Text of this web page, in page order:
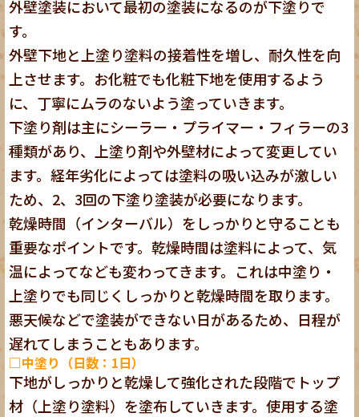
外壁塗装において最初の塗装になるのが下塗りで
す。
外壁下地と上塗り塗料の接着性を増し、耐久性を向
上させます。お化粧でも化粧下地を使用するよう
に、丁寧にムラのないよう塗っていきます。
下塗り剤は主にシーラー・プライマー・フィラーの3
種類があり、上塗り剤や外壁材によって変更してい
ます。経年劣化によっては塗料の吸い込みが激しい
ため、2、3回の下塗り塗装が必要になります。
乾燥時間（インターバル）をしっかりと守ることも
重要なポイントです。乾燥時間は塗料によって、気
温によってなども変わってきます。これは中塗り・
上塗りでも同じくしっかりと乾燥時間を取ります。
悪天候などで塗装ができない日があるため、日程が
遅れてしまうこともあります。
□中塗り（日数：1日）
下地がしっかりと乾燥して強化された段階でトップ
材（上塗り塗料）を塗布していきます。使用する塗